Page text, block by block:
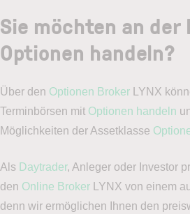
Sie möchten an
Optionen handeln?
Über den Optionen Broker LYNX
Terminbörsen mit Optionen handeln
Möglichkeiten der Assetklasse
Als Daytrader, Anleger oder Investor
den Online Broker LYNX von einem
denn wir ermöglichen Ihnen den